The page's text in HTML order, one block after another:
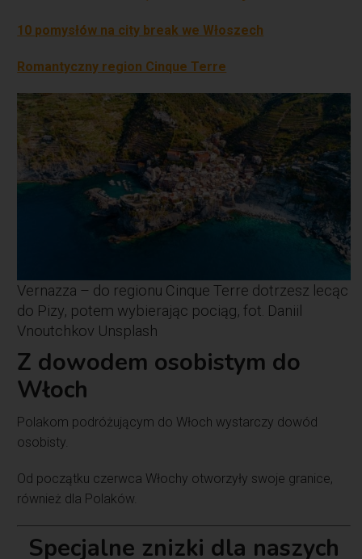
10 pomysłów na city break we Włoszech
Romantyczny region Cinque Terre
Vernazza – do regionu Cinque Terre dotrzesz lecąc
do Pizy, potem wybierając pociąg, fot. Daniil
Vnoutchkov Unsplash
Z dowodem osobistym do
Włoch
Polakom podróżującym do Włoch wystarczy dowód
osobisty.
Od początku czerwca Włochy otworzyły swoje granice,
również dla Polaków.
Specjalne znizki dla naszych